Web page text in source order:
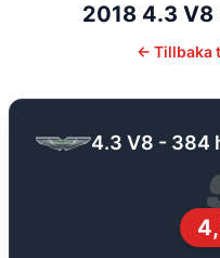
2018 4.3 V8
← Tillbaka
4.3 V8 - 384